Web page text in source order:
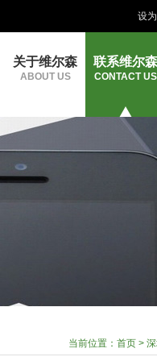
设
关于维尔森
ABOUT US
联系维尔森
CONTACT US
当前位置： 首页 >